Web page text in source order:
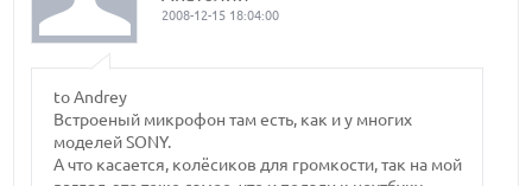
2008-12-15 18:04:00
to Andrey
Встроеный микрофон там есть, как и у многих
моделей SONY.
А что касается, колёсиков для громкости, так на мой